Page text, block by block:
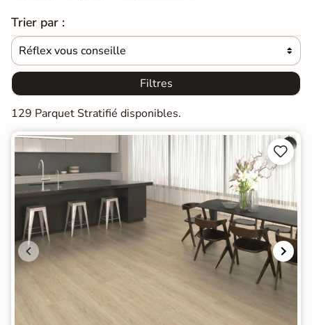
Trier par :
Réflex vous conseille 
Filtres
129 Parquet Stratifié disponibles.

